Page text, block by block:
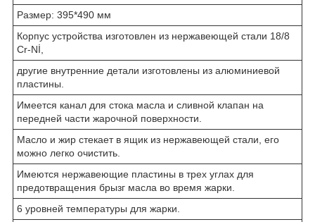
Размер: 395*490 мм
Корпус устройства изготовлен из нержавеющей стали 18/8
Cr-Nİ,
другие внутренние детали изготовлены из алюминиевой
пластины.
Имеется канал для стока масла и сливной клапан на
передней части жарочной поверхности.
Масло и жир стекает в ящик из нержавеющей стали, его
можно легко очистить.
Имеются нержавеющие пластины в трех углах для
предотвращения брызг масла во время жарки.
6 уровней температуры для жарки.